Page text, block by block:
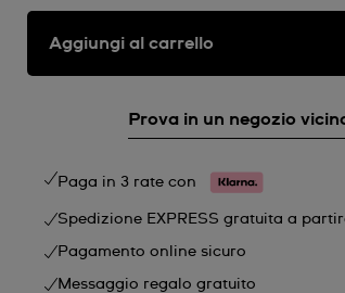
Aggiungi al carrello
Prova in un negozio
Paga in 3 rate con
Spedizione EXPRESS gratuita a
Pagamento online sicuro
Messaggio regalo gratuito